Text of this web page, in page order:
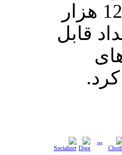
می توان به فروش 120 هزار
قابل